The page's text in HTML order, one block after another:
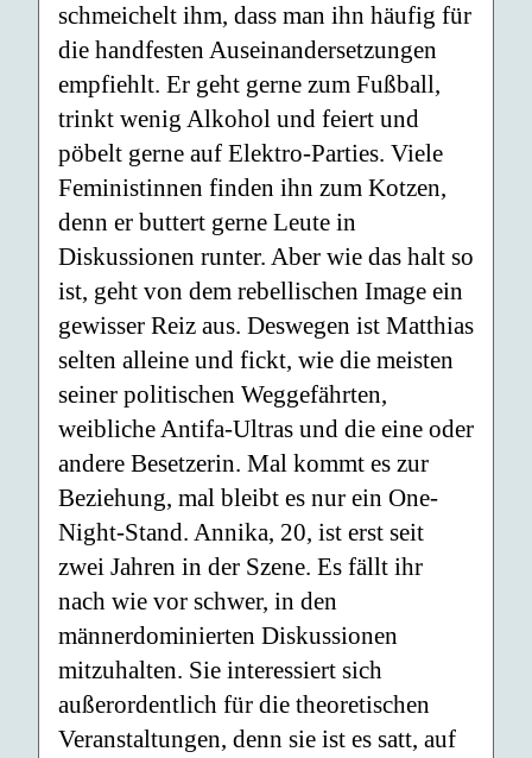
schmeichelt ihm, dass man ihn häufig für
die handfesten Auseinandersetzungen
empfiehlt. Er geht gerne zum Fußball,
trinkt wenig Alkohol und feiert und
pöbelt gerne auf Elektro-Parties. Viele
Feministinnen finden ihn zum Kotzen,
denn er buttert gerne Leute in
Diskussionen runter. Aber wie das halt so
ist, geht von dem rebellischen Image ein
gewisser Reiz aus. Deswegen ist Matthias
selten alleine und fickt, wie die meisten
seiner politischen Weggefährten,
weibliche Antifa-Ultras und die eine oder
andere Besetzerin. Mal kommt es zur
Beziehung, mal bleibt es nur ein One-
Night-Stand. Annika, 20, ist erst seit
zwei Jahren in der Szene. Es fällt ihr
nach wie vor schwer, in den
männerdominierten Diskussionen
mitzuhalten. Sie interessiert sich
außerordentlich für die theoretischen
Veranstaltungen, denn sie ist es satt, auf